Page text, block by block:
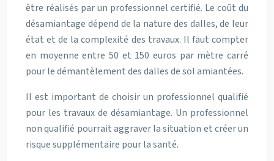
être réalisés par un professionnel certifié. Le coût du
désamiantage dépend de la nature des dalles, de leur
état et de la complexité des travaux. Il faut compter
en moyenne entre 50 et 150 euros par mètre carré
pour le démantèlement des dalles de sol amiantées.
Il est important de choisir un professionnel qualifié
pour les travaux de désamiantage. Un professionnel
non qualifié pourrait aggraver la situation et créer un
risque supplémentaire pour la santé.